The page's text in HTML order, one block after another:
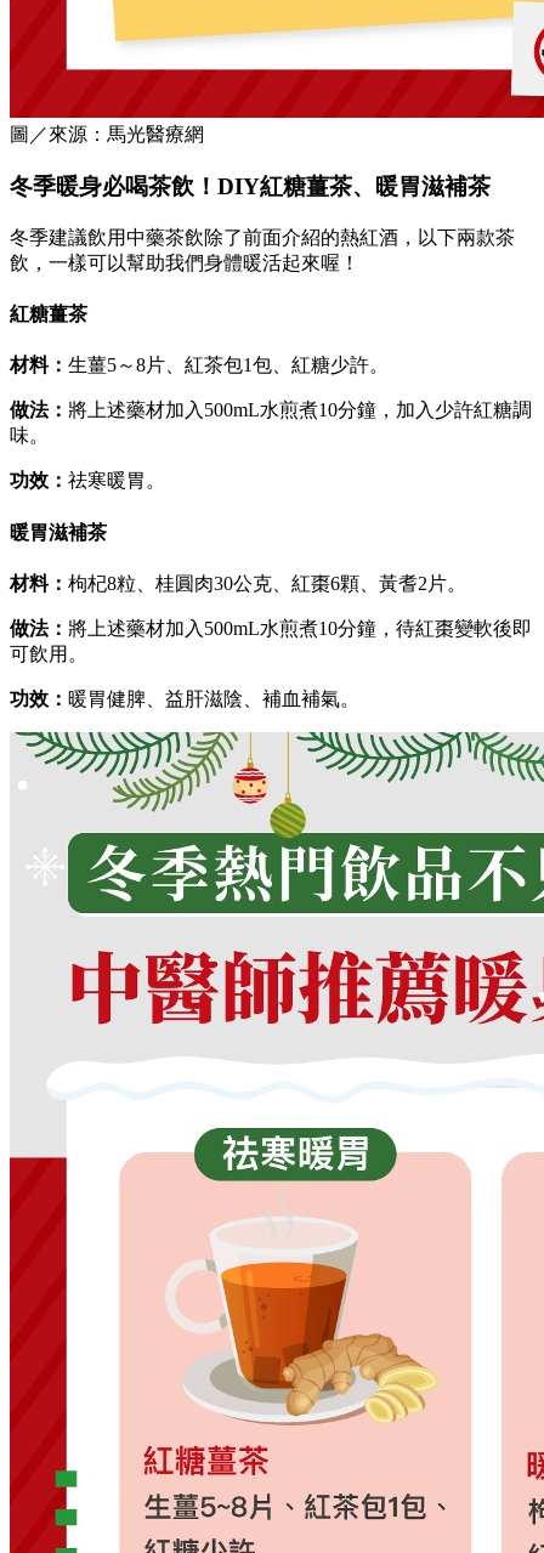
圖／來源：馬光醫療網
冬季暖身必喝茶飲！DIY紅糖薑茶、暖胃滋補茶
冬季建議飲用中藥茶飲除了前面介紹的熱紅酒，以下兩款茶
飲，一樣可以幫助我們身體暖活起來喔！
紅糖薑茶
材料： 生薑5～8片、紅茶包1包、紅糖少許。
做法： 將上述藥材加入500mL水煎煮10分鐘，加入少許紅糖調
味。
功效： 祛寒暖胃。
暖胃滋補茶
材料： 枸杞8粒、桂圓肉30公克、紅棗6顆、黃耆2片。
做法： 將上述藥材加入500mL水煎煮10分鐘，待紅棗變軟後即
可飲用。
功效： 暖胃健脾、益肝滋陰、補血補氣。